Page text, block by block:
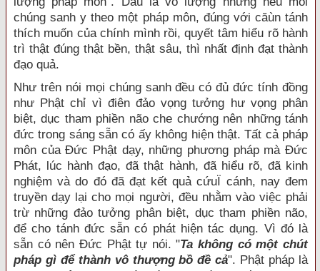
chúng sanh y theo một pháp môn, đúng với căùn tánh
thích muốn của chính mình rồi, quyết tâm hiểu rõ hành
trì thật đúng thật bền, thật sâu, thì nhất định đạt thành
đạo quả.
Như trên nói mọi chúng sanh đều có đủ đức tính đồng
như Phật chỉ vì điên đảo vọng tưởng hư vọng phân
biệt, dục tham phiền não che chướng nên những tánh
đức trong sáng sẵn có ấy không hiện thật. Tất cả pháp
môn của Đức Phật dạy, những phương pháp mà Đức
Phát, lúc hành đạo, đã thật hành, đã hiểu rõ, đã kinh
nghiệm và do đó đã đạt kết quả cứuÏ cánh, nay đem
truyền dạy lại cho mọi người, đều nhằm vào việc phải
trừ những đảo tưởng phân biệt, dục tham phiền não,
để cho tánh đức sẵn có phát hiện tác dụng. Vì đó là
sẵn có nên Đức Phật tự nói. "Ta không có một chút
pháp gì để thành vô thượng bồ đề cả". Phật pháp là